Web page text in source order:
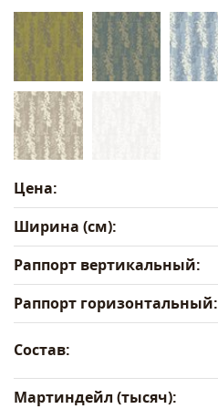
Цена:
Ширина (см):
Раппорт вертикальный:
Раппорт горизонтальный:
Состав:
Мартиндейл (тысяч):